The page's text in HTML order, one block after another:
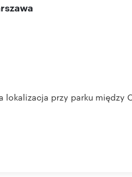
lokalizacja przy parku między